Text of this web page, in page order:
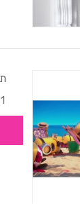
1 במארז